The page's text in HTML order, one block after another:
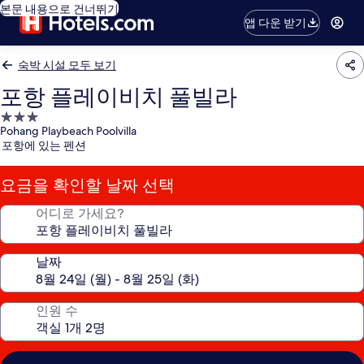
본문 내용으로 건너뛰기
앱 다운 받기
숙박 시설 모두 보기
포항 플레이비치 풀빌라
3.0
성
급
숙
박
시
Pohang Playbeach Poolvilla
포항에 있는 펜션
요금을 확인할 날짜 선택
어디로 가세요?
날짜
인원 수